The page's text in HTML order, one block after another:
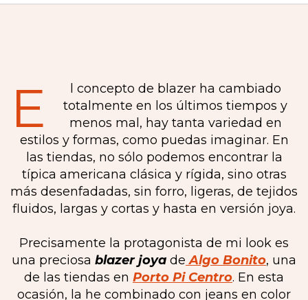
E
l concepto de blazer ha cambiado
totalmente en los últimos tiempos y
menos mal, hay tanta variedad en
estilos y formas, como puedas imaginar. En
las tiendas, no sólo podemos encontrar la
típica americana clásica y rígida, sino otras
más desenfadadas, sin forro, ligeras, de tejidos
fluidos, largas y cortas y hasta en versión joya.
Precisamente la protagonista de mi look es
una preciosa blazer joya de Algo Bonito, una
de las tiendas en Porto Pi Centro. En esta
ocasión, la he combinado con jeans en color